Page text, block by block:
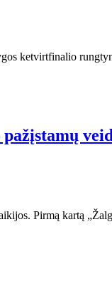
ketvirtfinalio
Pirmą kartą